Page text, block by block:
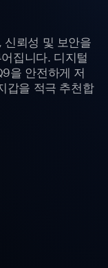
뢰성 및 보안을
집니다. 디지털
을 안전하게 저
갑을 적극 추천합